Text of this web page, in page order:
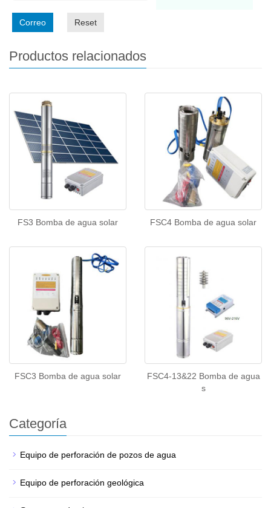
Correo Reset
Productos relacionados
FS3 Bomba de agua solar FSC4 Bomba de agua solar
FSC3 Bomba de agua solar
FSC4-13&22 Bomba de agua
s
Categoría
Equipo de perforación de pozos de agua
Equipo de perforación geológica